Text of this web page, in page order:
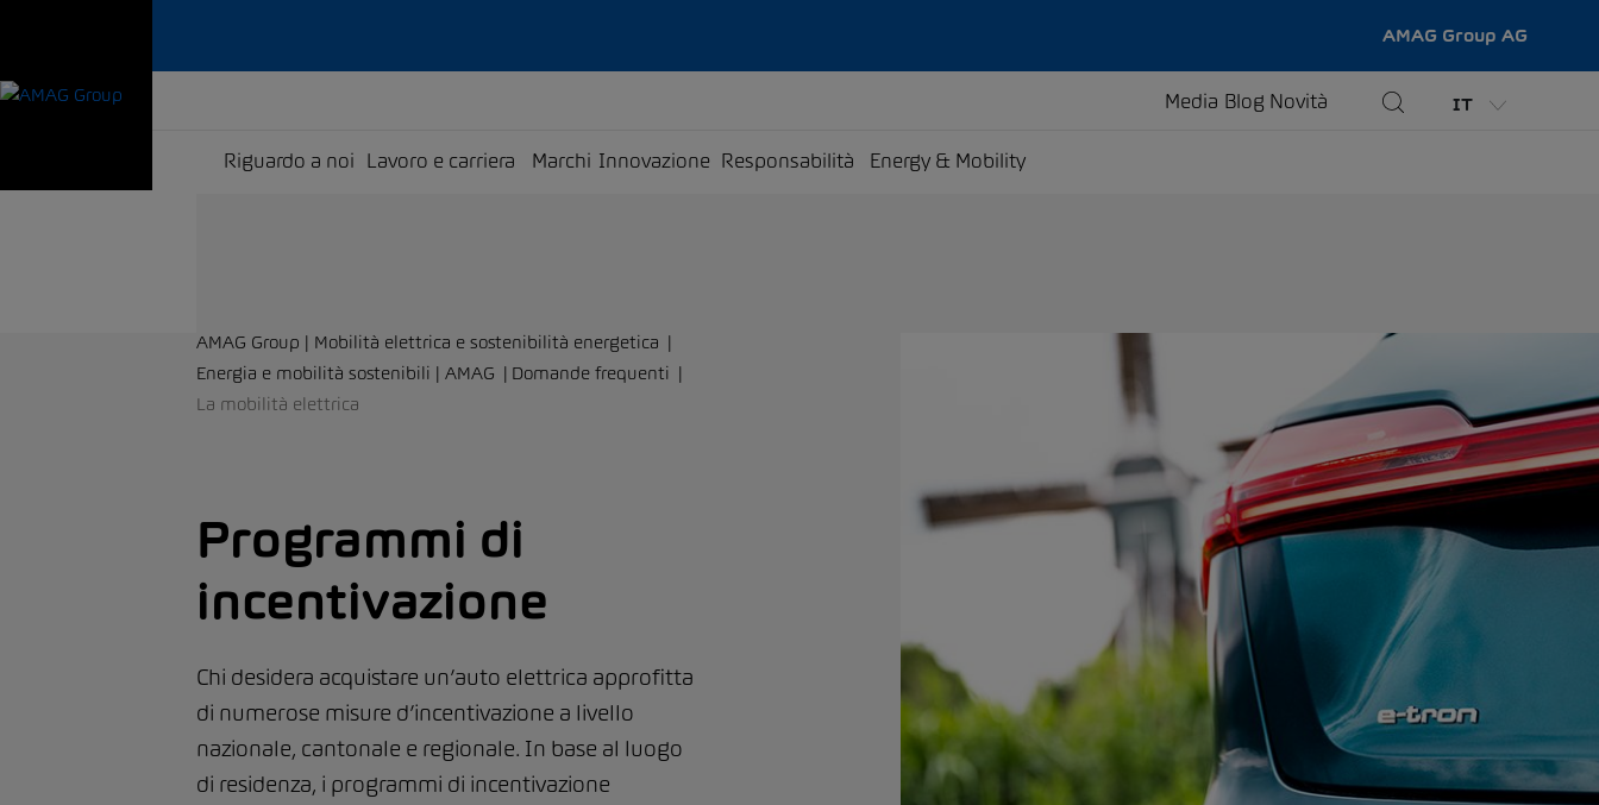
AMAG Group AG
Media Blog Novità IT
Riguardo a noi Lavoro e carriera Marchi Innovazione Responsabilità Energy & Mobility
AMAG Group | Mobilità elettrica e sostenibilità energetica
Energia e mobilità sostenibili | AMAG
Domande frequenti
La mobilità elettrica
Programmi di
incentivazione
Chi desidera acquistare un’auto elettrica approfitta
di numerose misure d’incentivazione a livello
nazionale, cantonale e regionale. In base al luogo
di residenza, i programmi di incentivazione